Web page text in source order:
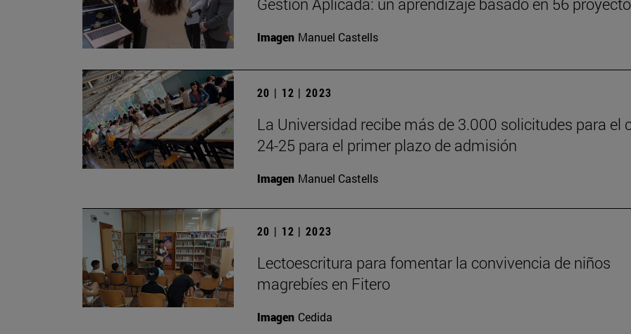
Imagen Manuel Castells
20 | 12 | 2023
La Universidad recibe más de 3.000 solicitudes para el
24-25 para el primer plazo de admisión
Imagen Manuel Castells
20 | 12 | 2023
Lectoescritura para fomentar la convivencia de niños
magrebíes en Fitero
Imagen Cedida